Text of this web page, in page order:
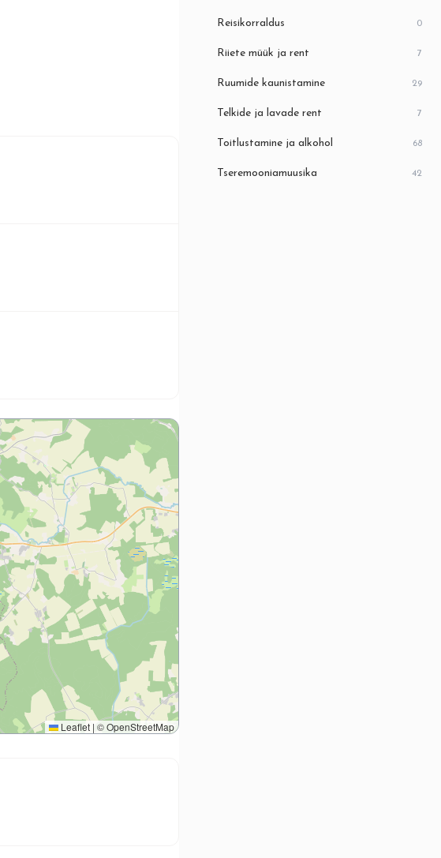
Leaflet | ©OpenStreetMap
Reisikorraldus 0
Riiete müük ja rent 7
Ruumide kaunistamine 29
Telkide ja lavade rent 7
Toitlustamine ja alkohol 68
Tseremooniamuusika 42